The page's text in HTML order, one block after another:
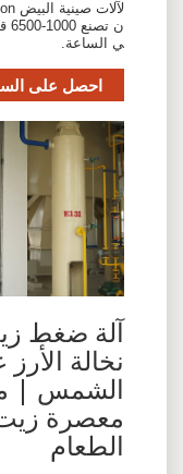
ن
ي الساعة.
احصل على
آلة ضغط
نخالة الأرز
الشمس |
معصرة
الطعام